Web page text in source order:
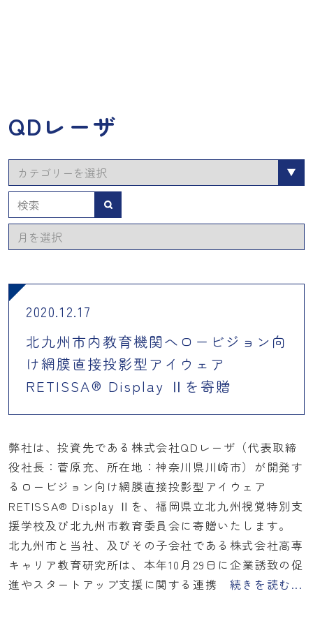
QDレーザ
カ
テ
ゴ
リ
ー
ー
イ
ブ
2020.12.17
北九州市内教育機関へロービジョン向
け網膜直接投影型アイウェア
RETISSA® Display Ⅱを寄贈
弊社は、投資先である株式会社QDレーザ（代表取締
役社長：菅原充、所在地：神奈川県川崎市）が開発す
るロービジョン向け網膜直接投影型アイウェア
RETISSA® Display Ⅱを、福岡県立北九州視覚特別支
援学校及び北九州市教育委員会に寄贈いたします。
北九州市と当社、及びその子会社である株式会社高専
キャリア教育研究所は、本年10月29日に企業誘致の促
進やスタートアップ支援に関する連携
続きを読む...